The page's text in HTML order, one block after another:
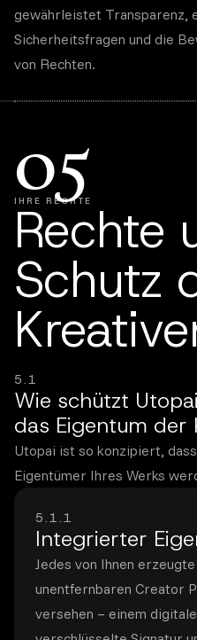
gewährleistet Transparenz,
Sicherheitsfragen und die
von Rechten.
05
IHRE RECHTE
Rechte
Schutz
5.1
Wie schützt
das Eigentum der
Utopai ist so konzipiert,
Eigentümer Ihres Werks
5.1.1
Integrierter
Jedes von Ihnen
unentfernbaren Creator
versehen – einem